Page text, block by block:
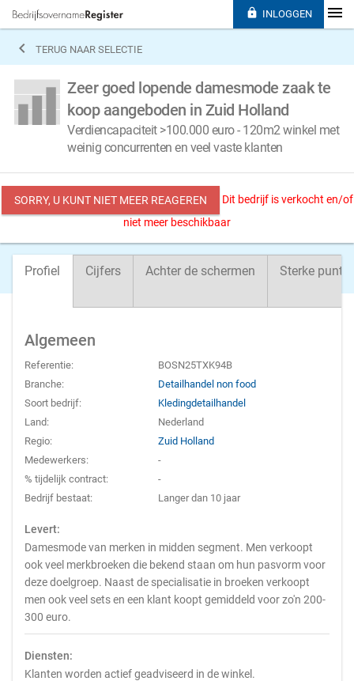
 TERUG NAAR SELECTIE
Zeer goed lopende damesmode zaak te
koop aangeboden in Zuid Holland
Verdiencapaciteit >100.000 euro - 120m2 winkel met
weinig concurrenten en veel vaste klanten
SORRY, U KUNT NIET MEER REAGEREN
Dit bedrijf is verkocht en/of
niet meer beschikbaar
Profiel Cijfers Achter de schermen Sterke
Algemeen
Referentie:
BOSN25TXK94B
Branche:
Detailhandel non food
Soort bedrijf:
Kledingdetailhandel
Land:
Nederland
Regio:
Zuid Holland
Medewerkers:
-
% tijdelijk contract:
-
Bedrijf bestaat:
Langer dan 10 jaar
Levert:
Damesmode van merken in midden segment. Men verkoopt
ook veel merkbroeken die bekend staan om hun pasvorm voor
deze doelgroep. Naast de specialisatie in broeken verkoopt
men ook veel sets en een klant koopt gemiddeld voor zo'n 200-
300 euro.
Diensten:
Klanten worden actief geadviseerd in de winkel.
 INLOGGEN